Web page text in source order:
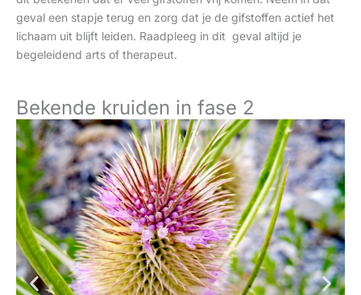
geval een stapje terug en zorg dat je de gifstoffen actief het
lichaam uit blijft leiden. Raadpleeg in dit geval altijd je
begeleidend arts of therapeut.
Bekende kruiden in fase 2